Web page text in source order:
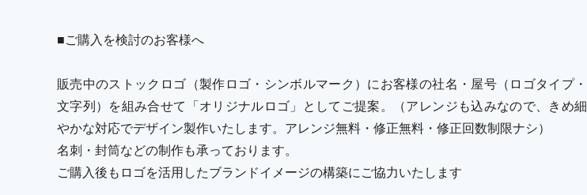
■ご購入を検討のお客様へ
販売中のストックロゴ（製作ロゴ・シンボルマーク）にお客様の社名・屋号（ロゴタイプ・
文字列）を組み合せて「オリジナルロゴ」としてご提案。（アレンジも込みなので、きめ細
やかな対応でデザイン製作いたします。アレンジ無料・修正無料・修正回数制限ナシ）
名刺・封筒などの制作も承っております。
ご購入後もロゴを活用したブランドイメージの構築にご協力いたします